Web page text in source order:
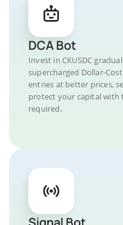
DCA Bot
Invest in CKUSDC
supercharged Dollar-
entries at better prices,
protect your capital with
required.